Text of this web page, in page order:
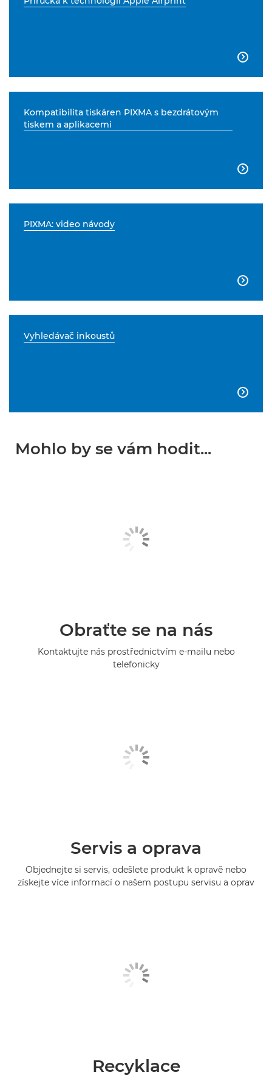

Kompatibilita tiskáren PIXMA s bezdrátovým
tiskem a aplikacemi

PIXMA: video návody

Vyhledávač inkoustů

Mohlo by se vám hodit...
Obraťte se na nás
Kontaktujte nás prostřednictvím e-mailu nebo
telefonicky
Servis a oprava
Objednejte si servis, odešlete produkt k opravě nebo
získejte více informací o našem postupu servisu a oprav
Recyklace